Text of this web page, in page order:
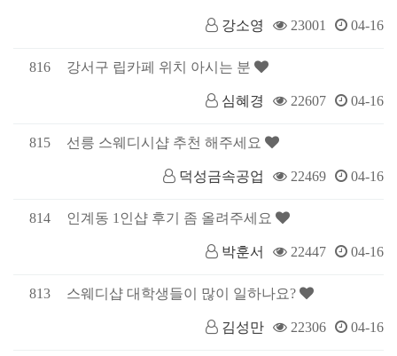
강소영 23001 04-16
816 강서구 립카페 위치 아시는 분
심혜경 22607 04-16
815 선릉 스웨디시샵 추천 해주세요
덕성금속공업 22469 04-16
814 인계동 1인샵 후기 좀 올려주세요
박훈서 22447 04-16
813 스웨디샵 대학생들이 많이 일하나요?
김성만 22306 04-16